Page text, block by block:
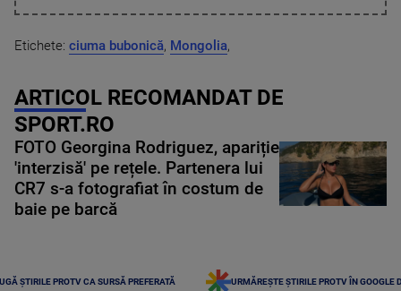
Etichete: ciuma bubonică, Mongolia,
ARTICOL RECOMANDAT DE
SPORT.RO
FOTO Georgina Rodriguez, apariție
'interzisă' pe rețele. Partenera lui
CR7 s-a fotografiat în costum de
baie pe barcă
ȘTIRILE PROTV CA SURSĂ PREFERATĂ URMĂREȘTE ȘTIRILE PROTV ÎN GOOGLE